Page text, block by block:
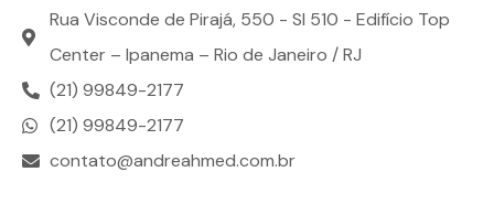
Rua Visconde de Pirajá, 550 - Sl 510 - Edifício Top
Center – Ipanema – Rio de Janeiro / RJ
(21) 99849-2177
(21) 99849-2177
contato@andreahmed.com.br